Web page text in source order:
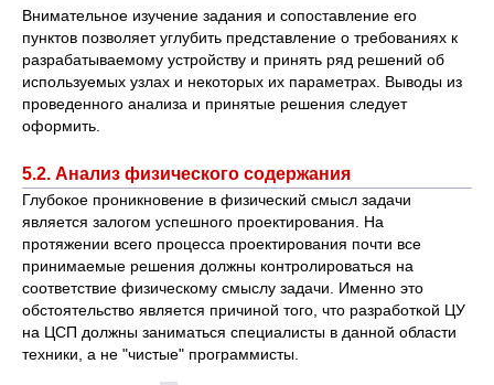
Внимательное изучение задания и сопоставление его
пунктов позволяет углубить представление о требованиях к
разрабатываемому устройству и принять ряд решений об
используемых узлах и некоторых их параметрах. Выводы из
проведенного анализа и принятые решения следует
оформить.
5.2. Анализ физического содержания
Глубокое проникновение в физический смысл задачи
является залогом успешного проектирования. На
протяжении всего процесса проектирования почти все
принимаемые решения должны контролироваться на
соответствие физическому смыслу задачи. Именно это
обстоятельство является причиной того, что разработкой ЦУ
на ЦСП должны заниматься специалисты в данной области
техники, а не "чистые" программисты.